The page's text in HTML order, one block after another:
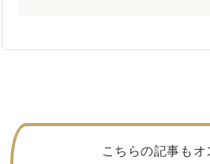
こちらの記事もオ